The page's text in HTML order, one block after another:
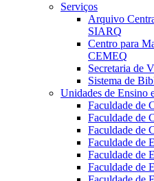
Serviços
Arquivo
SIARQ
Centro para
CEMEQ
Secretaria de
Sistema de
Unidades de Ensino
Faculdade de
Faculdade de
Faculdade de
Faculdade de
Faculdade de
Faculdade de